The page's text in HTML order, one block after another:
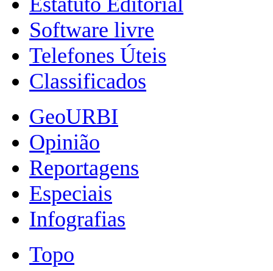
Software livre
Telefones Úteis
Classificados
GeoURBI
Opinião
Reportagens
Especiais
Infografias
Topo